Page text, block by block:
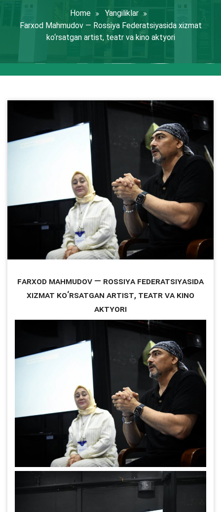
Home
Yangiliklar
Farxod Mahmudov — Rossiya Federatsiyasida xizmat
ko‘rsatgan artist, teatr va kino aktyori
Farxod Mahmudov — Rossiya Federatsiyasida
xizmat ko‘rsatgan artist, teatr va kino
aktyori